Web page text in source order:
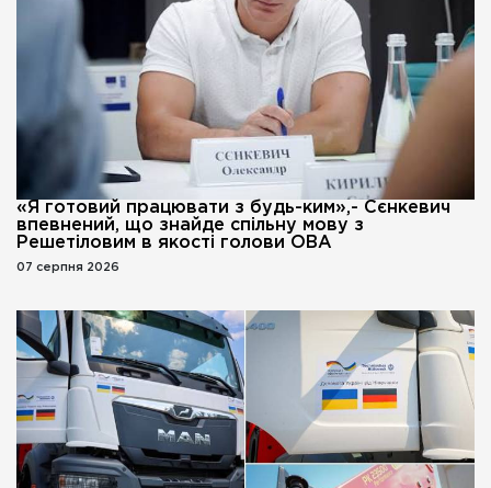
«Я готовий працювати з будь-ким»,- Сєнкевич
впевнений, що знайде спільну мову з
Решетіловим в якості голови ОВА
07 серпня 2026